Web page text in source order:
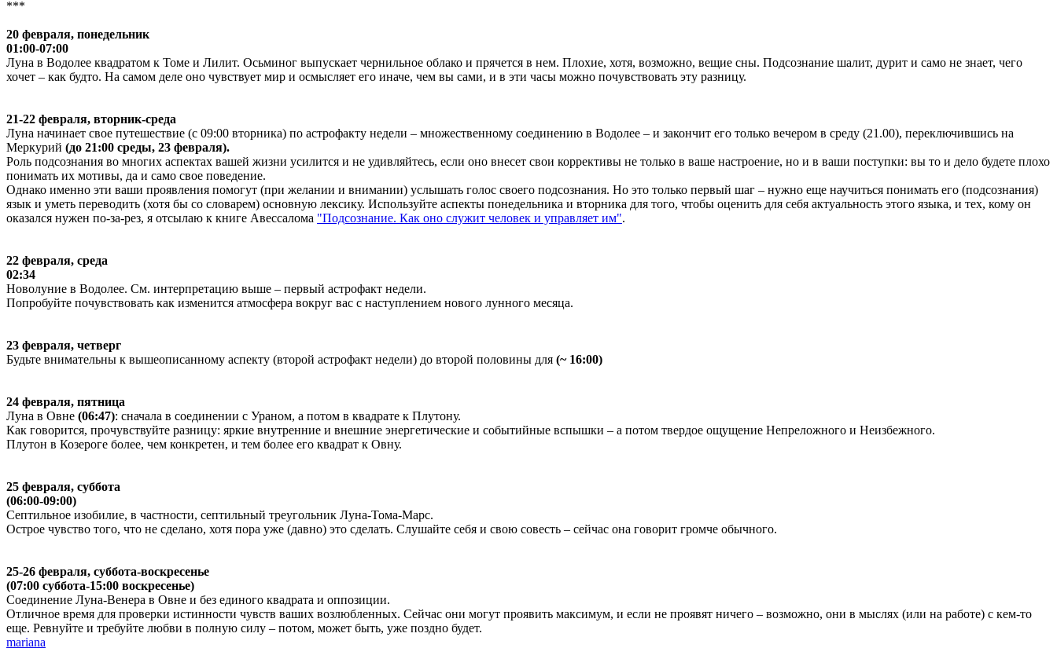
***
20 февраля, понедельник
01:00-07:00
Луна в Водолее квадратом к Томе и Лилит. Осьминог выпускает чернильное облако и прячется в нем. Плохие, хотя, возможно, вещие сны. Подсознание шалит, дурит и само не знает, чего
хочет – как будто. На самом деле оно чувствует мир и осмысляет его иначе, чем вы сами, и в эти часы можно почувствовать эту разницу.
21-22 февраля, вторник-среда
Луна начинает свое путешествие (с 09:00 вторника) по астрофакту недели – множественному соединению в Водолее – и закончит его только вечером в среду (21.00), переключившись на
Меркурий (до 21:00 среды, 23 февраля).
Роль подсознания во многих аспектах вашей жизни усилится и не удивляйтесь, если оно внесет свои коррективы не только в ваше настроение, но и в ваши поступки: вы то и дело будете плохо
понимать их мотивы, да и само свое поведение.
Однако именно эти ваши проявления помогут (при желании и внимании) услышать голос своего подсознания. Но это только первый шаг – нужно еще научиться понимать его (подсознания)
язык и уметь переводить (хотя бы со словарем) основную лексику. Используйте аспекты понедельника и вторника для того, чтобы оценить для себя актуальность этого языка, и тех, кому он
оказался нужен по-за-рез, я отсылаю к книге Авессалома "Подсознание. Как оно служит человек и управляет им".
22 февраля, среда
02:34
Новолуние в Водолее. См. интерпретацию выше – первый астрофакт недели.
Попробуйте почувствовать как изменится атмосфера вокруг вас с наступлением нового лунного месяца.
23 февраля, четверг
Будьте внимательны к вышеописанному аспекту (второй астрофакт недели) до второй половины для (~ 16:00)
24 февраля, пятница
Луна в Овне (06:47): сначала в соединении с Ураном, а потом в квадрате к Плутону.
Как говорится, прочувствуйте разницу: яркие внутренние и внешние энергетические и событийные вспышки – а потом твердое ощущение Непреложного и Неизбежного.
Плутон в Козероге более, чем конкретен, и тем более его квадрат к Овну.
25 февраля, суббота
(06:00-09:00)
Септильное изобилие, в частности, септильный треугольник Луна-Тома-Марс.
Острое чувство того, что не сделано, хотя пора уже (давно) это сделать. Слушайте себя и свою совесть – сейчас она говорит громче обычного.
25-26 февраля, суббота-воскресенье
(07:00 суббота-15:00 воскресенье)
Соединение Луна-Венера в Овне и без единого квадрата и оппозиции.
Отличное время для проверки истинности чувств ваших возлюбленных. Сейчас они могут проявить максимум, и если не проявят ничего – возможно, они в мыслях (или на работе) с кем-то
еще. Ревнуйте и требуйте любви в полную силу – потом, может быть, уже поздно будет.
mariana